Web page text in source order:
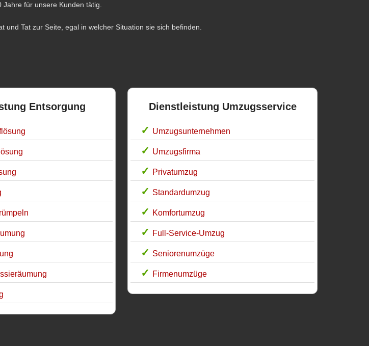
für unsere Kunden tätig.
und Tat zur Seite, egal in welcher Situation sie sich befinden.
Entsorgung Dienstleistung Umzugsservice
Umzugsunternehmen
Umzugsfirma
Privatumzug
Standardumzug
Komfortumzug
Full-Service-Umzug
Seniorenumzüge
Firmenumzüge